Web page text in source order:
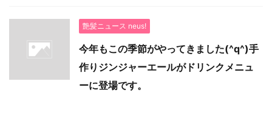
艶髪ニュース neus!
今年もこの季節がやってきました(^q^)手
作りジンジャーエールがドリンクメニュ
ーに登場です。